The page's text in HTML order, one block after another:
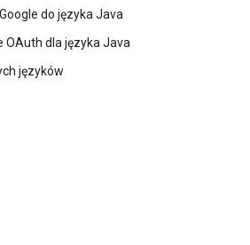
do języka Java
OAuth dla języka Java
języków